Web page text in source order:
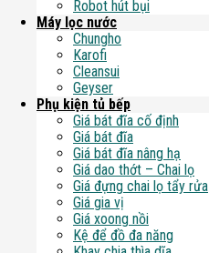
Robot hút bụi
Máy lọc nước
Chungho
Karofi
Cleansui
Geyser
Phụ kiện tủ bếp
Giá bát đĩa cố định
Giá bát đĩa
Giá bát đĩa nâng hạ
Giá dao thớt – Chai lọ
Giá đựng chai lọ tẩy rửa
Giá gia vị
Giá xoong nồi
Kệ để đồ đa năng